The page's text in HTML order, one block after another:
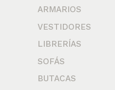
ARMARIOS
VESTIDORES
LIBRERÍAS
SOFÁS
BUTACAS